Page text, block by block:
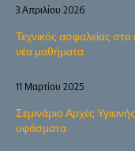
Τεχνικός ασφαλείας
νέα μαθήματα
3 Απριλίου 2026
Σεμινάριο Αρχές
υφάσματα
11 Μαρτίου 2025